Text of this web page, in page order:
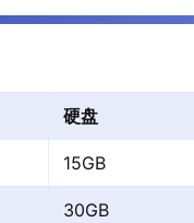
硬盘
15GB
30GB